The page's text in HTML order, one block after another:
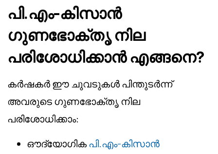
പി.എം-കിസാൻ
ഗുണഭോക്തൃ നില
പരിശോധിക്കാൻ എങ്ങനെ?
കർഷകർ ഈ ചുവടുകൾ പിന്തുടർന്ന്
അവരുടെ ഗുണഭോക്തൃ നില
പരിശോധിക്കാം:
ഔദ്യോഗിക പി.എം-കിസാൻ